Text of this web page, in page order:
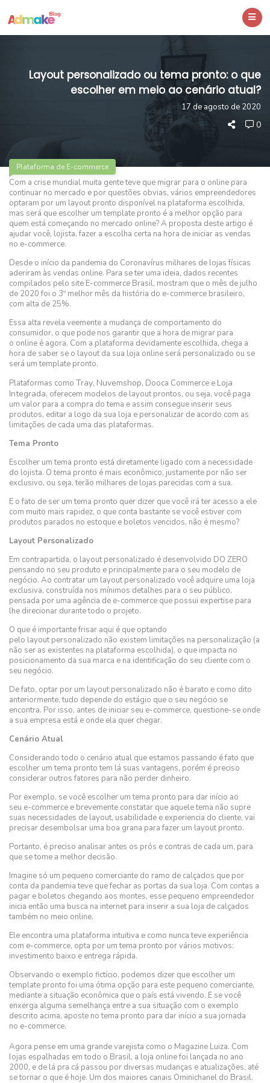
Layout personalizado ou tema pronto: o que
escolher em meio ao cenário atual?
17 de agosto de 2020
0
Plataforma de E-commerce
Com a crise mundial muita gente teve que migrar para o online para
continuar no mercado e por questões obvias, vários empreendedores
optaram por um layout pronto disponível na plataforma escolhida,
mas será que escolher um template pronto é a melhor opção para
quem está começando no mercado online? A proposta deste artigo é
ajudar você, lojista, fazer a escolha certa na hora de iniciar as vendas
no e-commerce.
Desde o início da pandemia do Coronavírus milhares de lojas físicas
aderiram às vendas online. Para se ter uma ideia, dados recentes
compilados pelo site E-commerce Brasil, mostram que o mês de julho
de 2020 foi o 3º melhor mês da história do e-commerce brasileiro,
com alta de 25%.
Essa alta revela veemente a mudança de comportamento do
consumidor, o que pode nos garantir que a hora de migrar para
o online é agora. Com a plataforma devidamente escolhida, chega a
hora de saber se o layout da sua loja online será personalizado ou se
será um template pronto.
Plataformas como Tray, Nuvemshop, Dooca Commerce e Loja
Integrada, oferecem modelos de layout prontos, ou seja, você paga
um valor para a compra do tema e assim consegue inserir seus
produtos, editar a logo da sua loja e personalizar de acordo com as
limitações de cada uma das plataformas.
Tema Pronto
Escolher um tema pronto está diretamente ligado com a necessidade
do lojista. O tema pronto é mais econômico, justamente por não ser
exclusivo, ou seja, terão milhares de lojas parecidas com a sua.
E o fato de ser um tema pronto quer dizer que você irá ter acesso a ele
com muito mais rapidez, o que conta bastante se você estiver com
produtos parados no estoque e boletos vencidos, não é mesmo?
Layout Personalizado
Em contrapartida, o layout personalizado é desenvolvido DO ZERO
pensando no seu produto e principalmente para o seu modelo de
negócio. Ao contratar um layout personalizado você adquire uma loja
exclusiva, construída nos mínimos detalhes para o seu público,
pensada por uma agência de e-commerce que possui expertise para
lhe direcionar durante todo o projeto.
O que é importante frisar aqui é que optando
pelo layout personalizado não existem limitações na personalização (a
não ser as existentes na plataforma escolhida), o que impacta no
posicionamento da sua marca e na identificação do seu cliente com o
seu negócio.
De fato, optar por um layout personalizado não é barato e como dito
anteriormente, tudo depende do estágio que o seu negócio se
encontra. Por isso, antes de iniciar seu e-commerce, questione-se onde
a sua empresa está e onde ela quer chegar.
Cenário Atual
Considerando todo o cenário atual que estamos passando é fato que
escolher um tema pronto tem lá suas vantagens, porém é preciso
considerar outros fatores para não perder dinheiro.
Por exemplo, se você escolher um tema pronto para dar início ao
seu e-commerce e brevemente constatar que aquele tema não supre
suas necessidades de layout, usabilidade e experiencia do cliente, vai
precisar desembolsar uma boa grana para fazer um layout pronto.
Portanto, é preciso analisar antes os prós e contras de cada um, para
que se tome a melhor decisão.
Imagine só um pequeno comerciante do ramo de calçados que por
conta da pandemia teve que fechar as portas da sua loja. Com contas a
pagar e boletos chegando aos montes, esse pequeno empreendedor
inicia então uma busca na internet para inserir a sua loja de calçados
também no meio online.
Ele encontra uma plataforma intuitiva e como nunca teve experiência
com e-commerce, opta por um tema pronto por vários motivos:
investimento baixo e entrega rápida.
Observando o exemplo fictício, podemos dizer que escolher um
template pronto foi uma ótima opção para este pequeno comerciante,
mediante a situação econômica que o país está vivendo. E se você
enxerga alguma semelhança entre a sua situação com o exemplo
descrito acima, aposte no tema pronto para dar início a sua jornada
no e-commerce.
Agora pense em uma grande varejista como o Magazine Luiza. Com
lojas espalhadas em todo o Brasil, a loja online foi lançada no ano
2000, e de lá pra cá passou por diversas mudanças e atualizações, até
se tornar o que é hoje. Um dos maiores canais Ominichanel do Brasil.